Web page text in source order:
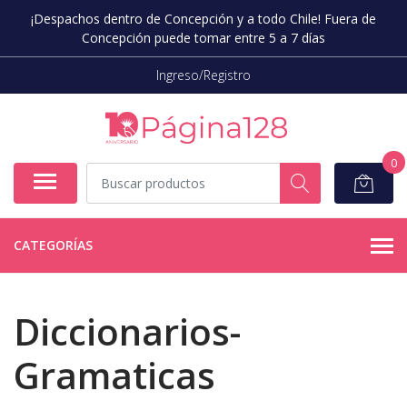
¡Despachos dentro de Concepción y a todo Chile! Fuera de
Concepción puede tomar entre 5 a 7 días
Ingreso/Registro
0
CATEGORÍAS
Diccionarios-
Gramaticas